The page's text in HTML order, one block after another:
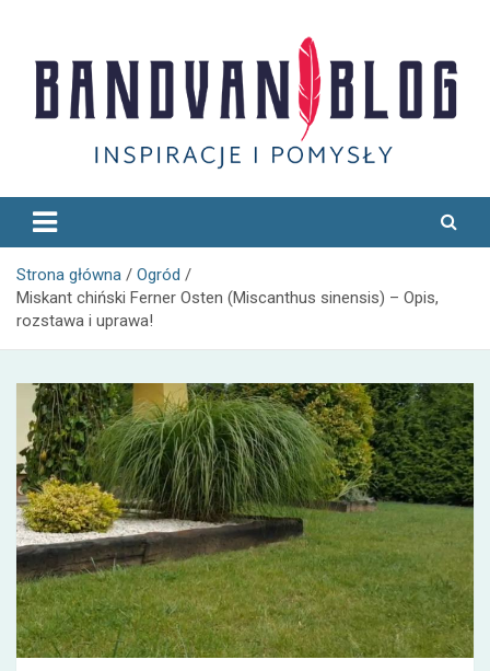
content
Bandvan
Strona główna
Ogród
Miskant chiński Ferner Osten (Miscanthus sinensis) – Opis,
rozstawa i uprawa!